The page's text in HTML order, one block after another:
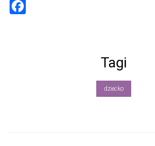
Tagi
dziecko